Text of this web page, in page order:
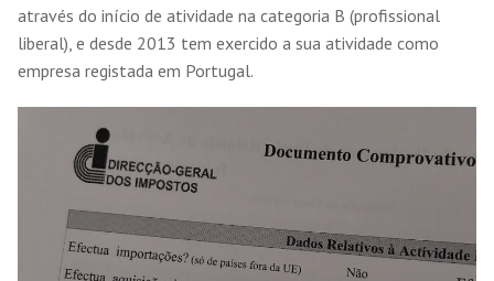
através do início de atividade na categoria B (profissional
liberal), e desde 2013 tem exercido a sua atividade como
empresa registada em Portugal.